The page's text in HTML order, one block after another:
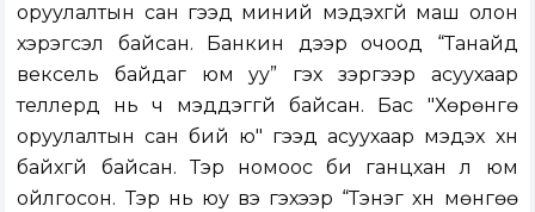
оруулалтын сан гээд миний мэдэхгүй маш олон
хэрэгсэл байсан. Банкин дээр очоод “Танайд
вексель байдаг юм уу” гэх зэргээр асуухаар
теллерүүд нь ч мэддэггүй байсан. Бас "Хөрөнгө
оруулалтын сан бий юү" гээд асуухаар мэдэх хүн
байхгүй байсан. Тэр номоос би ганцхан л юм
ойлгосон. Тэр нь юу вэ гэхээр “Тэнэг хүн мөнгөө